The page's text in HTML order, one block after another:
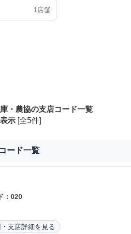
1店舗
・農協の支店コード一覧
示[全5件]
ード一覧
： 020
支店詳細を見る